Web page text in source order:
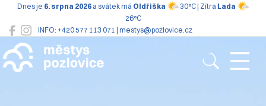
INFO: +420 577 113 071 | mestys@pozlovice.cz
Dnes je 6. srpna 2026 a svátek má Oldřiška 30°C | Zítra Lada
26°C
Pozlovice